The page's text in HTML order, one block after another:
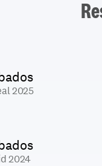
2025
2024